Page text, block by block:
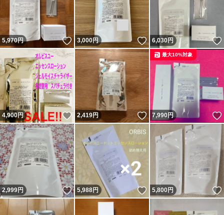
5,970円 いいね！
3,000円 いいね！
6,030円
4,900円 いいね！
2,419円 いいね！
7,990円
最大10%対象
2,999円 いいね！
5,988円 いいね！
5,800円